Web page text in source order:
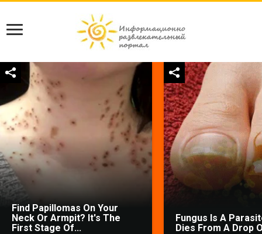
Find Papillomas On Your
Neck Or Armpit? It's The
First Stage Of...
Fungus Is A
Dies From A Drop